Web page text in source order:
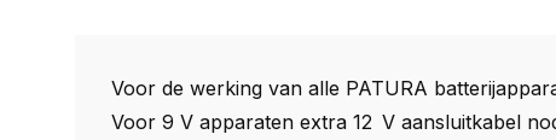
Voor de werking van alle PATURA
Voor 9 V apparaten extra 12 V aansluitkabel